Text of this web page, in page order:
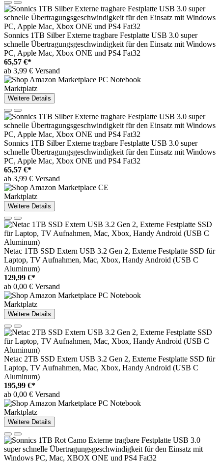
Sonnics 1TB Silber Externe tragbare Festplatte USB 3.0 super
schnelle Übertragungsgeschwindigkeit für den Einsatz mit Windows
PC, Apple Mac, Xbox ONE und PS4 Fat32
65,57 €*
ab 3,99 € Versand
Marktplatz
Weitere Details
Sonnics 1TB Silber Externe tragbare Festplatte USB 3.0 super
schnelle Übertragungsgeschwindigkeit für den Einsatz mit Windows
PC, Apple Mac, Xbox ONE und PS4 Fat32
65,57 €*
ab 3,99 € Versand
Marktplatz
Weitere Details
Netac 1TB SSD Extern USB 3.2 Gen 2, Externe Festplatte SSD für
Laptop, TV Aufnahmen, Mac, Xbox, Handy Android (USB C
Aluminum)
129,99 €*
ab 0,00 € Versand
Marktplatz
Weitere Details
Netac 2TB SSD Extern USB 3.2 Gen 2, Externe Festplatte SSD für
Laptop, TV Aufnahmen, Mac, Xbox, Handy Android (USB C
Aluminum)
195,99 €*
ab 0,00 € Versand
Marktplatz
Weitere Details